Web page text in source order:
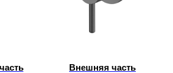
Внешняя часть